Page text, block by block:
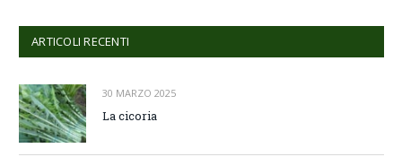
ARTICOLI RECENTI
30 MARZO 2025
La cicoria